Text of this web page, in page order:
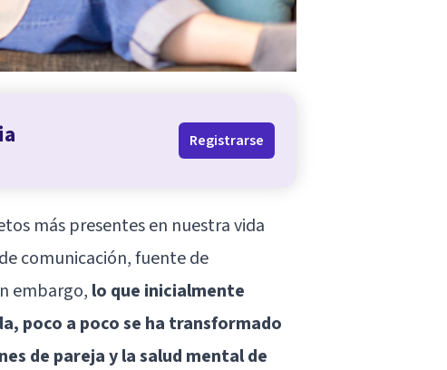
Registrarse
más presentes en nuestra vida
comunicación, fuente de
embargo, lo que inicialmente
poco a poco se ha transformado
de pareja y la salud mental de